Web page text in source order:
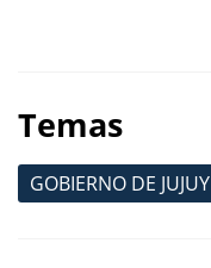
Temas
GOBIERNO DE JUJUY